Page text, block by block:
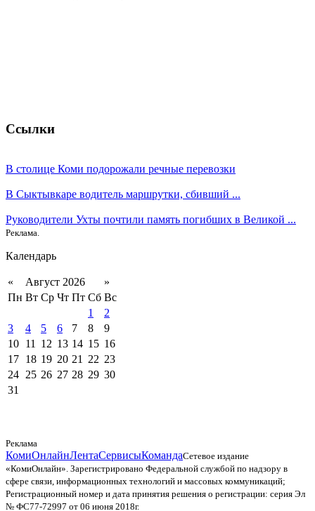
Ссылки
В столице Коми подорожали речные перевозки
В Сыктывкаре водитель маршрутки, сбивший ...
Руководители Ухты почтили память погибших в Великой ...
Реклама.
Календарь
« Август 2026
»
Пн Вт Ср Чт Пт Сб Вс
1
2
3
4 5 6 7 8
9
10 11 12 13 14 15 16
17 18 19 20 21 22 23
24 25 26 27 28 29 30
31
Реклама
КомиОнлайнЛентаСервисыКомандаСетевое издание
«КомиОнлайн». Зарегистрировано Федеральной службой по надзору в
сфере связи, информационных технологий и массовых коммуникаций;
Регистрационный номер и дата принятия решения о регистрации: серия Эл
№ ФС77-72997 от 06 июня 2018г.